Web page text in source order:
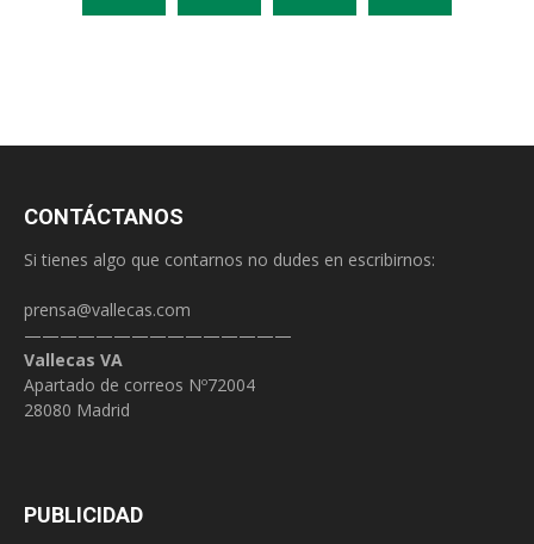
CONTÁCTANOS
Si tienes algo que contarnos no dudes en escribirnos:
prensa@vallecas.com
———————————————
Vallecas VA
Apartado de correos Nº72004
28080 Madrid
PUBLICIDAD